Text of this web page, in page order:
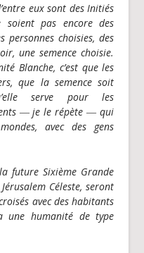
eux sont des Initiés
soient pas encore des
personnes choisies, des
une semence choisie.
Blanche, c’est que les
que la semence soit
serve pour les
― je le répète ― qui
avec des gens
future Sixième Grande
Céleste, seront
avec des habitants
une humanité de type